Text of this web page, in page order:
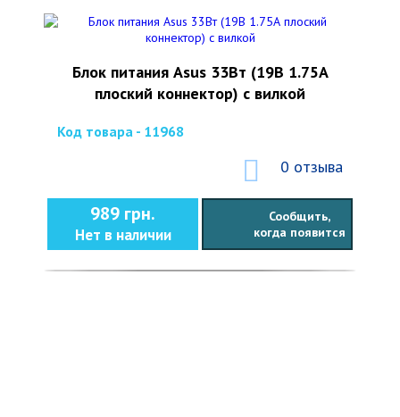
Блок питания Asus 33Вт (19В 1.75А
плоский коннектор) с вилкой
Код товара - 11968
0 отзыва
989 грн.
Нет в наличии
Сообщить,
когда появится